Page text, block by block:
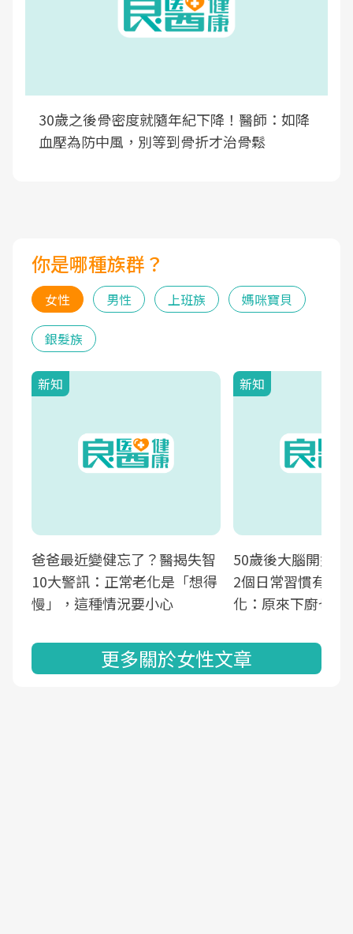
30歲之後骨密度就隨年紀下降！醫師：如降
血壓為防中風，別等到骨折才治骨鬆
你是哪種族群？
女性 男性 上班族 媽咪寶貝
銀髮族
新知
爸爸最近變健忘了？醫揭失智
10大警訊：正常老化是「想得
慢」，這種情況要小心
新知
50歲後大腦開始
2個日常習慣有助
化：原來下廚也可
更多關於女性文章